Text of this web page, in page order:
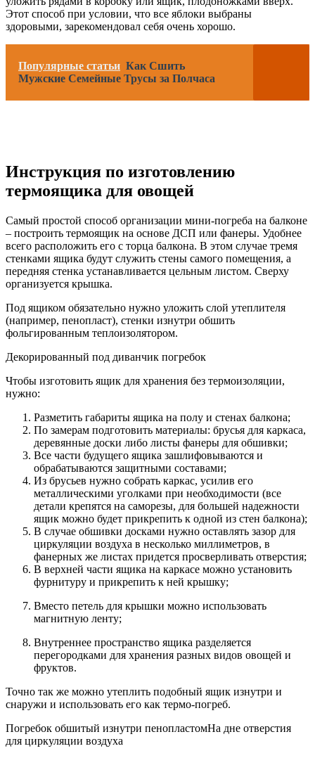
Этот способ при условии, что все яблоки выбраны
здоровыми, зарекомендовал себя очень хорошо.
Популярные статьи Как Сшить
Мужские Семейные Трусы за Полчаса
Инструкция по изготовлению
термоящика для овощей
Самый простой способ организации мини-погреба на балконе
– построить термоящик на основе ДСП или фанеры. Удобнее
всего расположить его с торца балкона. В этом случае тремя
стенками ящика будут служить стены самого помещения, а
передняя стенка устанавливается цельным листом. Сверху
организуется крышка.
Под ящиком обязательно нужно уложить слой утеплителя
(например, пенопласт), стенки изнутри обшить
фольгированным теплоизолятором.
Декорированный под диванчик погребок
Чтобы изготовить ящик для хранения без термоизоляции,
нужно:
Разметить габариты ящика на полу и стенах балкона;
По замерам подготовить материалы: брусья для каркаса,
деревянные доски либо листы фанеры для обшивки;
Все части будущего ящика зашлифовываются и
обрабатываются защитными составами;
Из брусьев нужно собрать каркас, усилив его
металлическими уголками при необходимости (все
детали крепятся на саморезы, для большей надежности
ящик можно будет прикрепить к одной из стен балкона);
В случае обшивки досками нужно оставлять зазор для
циркуляции воздуха в несколько миллиметров, в
фанерных же листах придется просверливать отверстия;
В верхней части ящика на каркасе можно установить
фурнитуру и прикрепить к ней крышку;
Вместо петель для крышки можно использовать
магнитную ленту;
Внутреннее пространство ящика разделяется
перегородками для хранения разных видов овощей и
фруктов.
Точно так же можно утеплить подобный ящик изнутри и
снаружи и использовать его как термо-погреб.
Погребок обшитый изнутри пенопластомНа дне отверстия
для циркуляции воздуха